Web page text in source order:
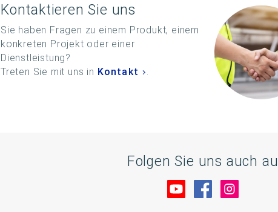
Kontaktieren Sie uns
Sie haben Fragen zu einem Produkt, einem
konkreten Projekt oder einer
Dienstleistung?
Treten Sie mit uns in Kontakt .
Folgen Sie uns auch
Besuche uns auf
Besuche